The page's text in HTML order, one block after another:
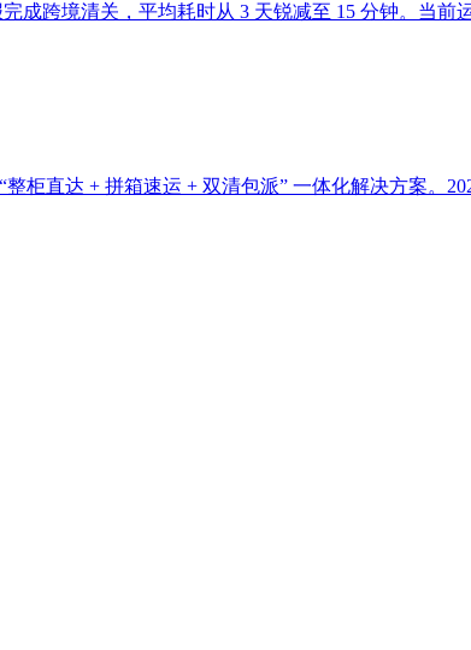
跨境清关，平均耗时从 3 天锐减至 15 分钟。当前
直达 + 拼箱速运 + 双清包派” 一体化解决方案。